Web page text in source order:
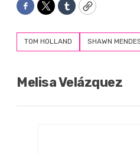
Facebook
TwitterTumblrCopy
TOM HOLLAND SHAWN
Melisa Velázquez